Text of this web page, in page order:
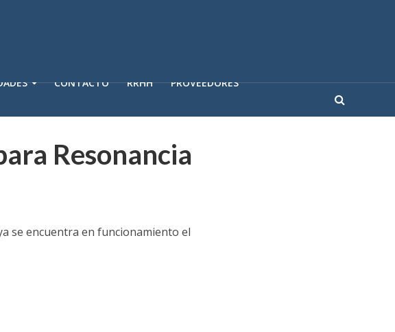
CONTACTO RRHH PROVEEDORES
Resonancia
se encuentra en funcionamiento el